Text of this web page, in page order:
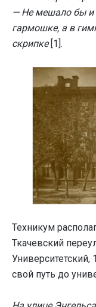
— Не мешало бы и
гармошке, а в
скрипке[1].
Техникум
Ткачевский
свой путь до